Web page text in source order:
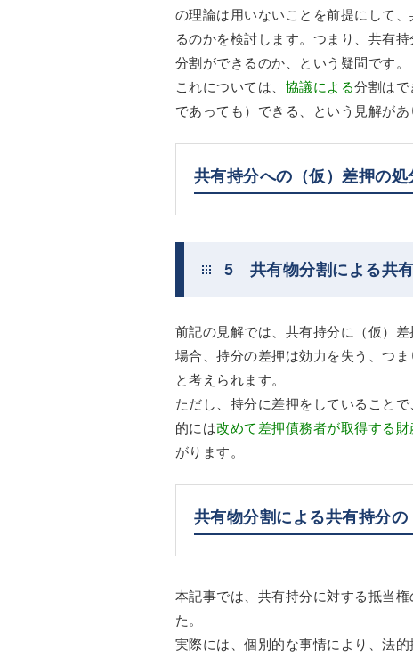
の理論は用いないことを前提にして
るのかを検討します。つまり、共有
分割ができるのか、という疑問です。
これについては、 協議による分割はで
であっても）できる、という見解があ
共有持分への（仮）差押の
5 共有物分割による共
前記の見解では、共有持分に（仮）
場合、持分の差押は効力を失う、つ
と考えられます。
ただし、持分に差押をしていること
的には改めて差押債務者が取得する
がります。
共有物分割による共有持分
本記事では、共有持分に対する抵当
た。
実際には、個別的な事情により、法的